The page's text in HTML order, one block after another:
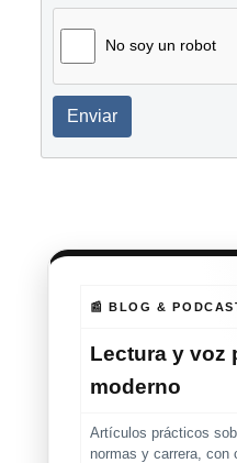
No soy un robot
Enviar
📰 BLOG &
Lectura y voz
moderno
Artículos prácticos
normas y carrera, con